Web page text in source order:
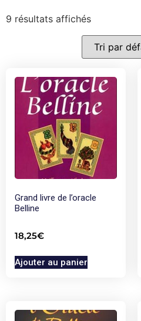
9 résultats affichés
Grand livre de l’oracle
Belline
18,25€
Ajouter au panier